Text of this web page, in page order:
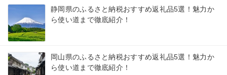
静岡県のふるさと納税おすすめ返礼品5選！魅力か
ら使い道まで徹底紹介！
岡山県のふるさと納税おすすめ返礼品5選！魅力か
ら使い道まで徹底紹介！